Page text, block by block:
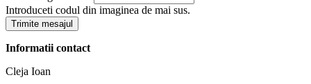
Introduceti codul din imaginea de mai sus.
Informatii contact
Cleja Ioan